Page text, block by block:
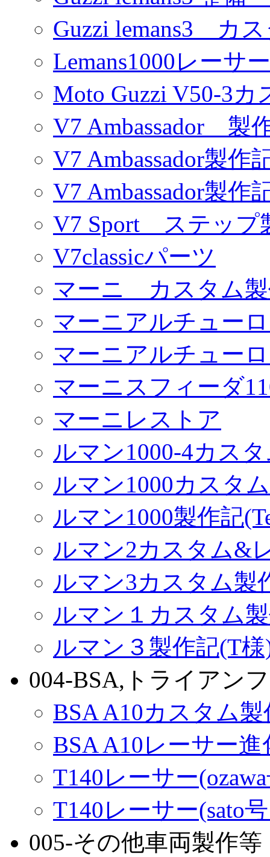
Guzzi lemans3 カ
Lemans1000レーサ
Moto Guzzi V50-3カ
V7 Ambassador 製
V7 Ambassador製作
V7 Ambassador製作
V7 Sport ステップ
V7classicパーツ
マーニ カスタム
マーニアルチュー
マーニアルチュー
マーニスフィーダ
マーニレストア
ルマン1000-4カス
ルマン1000カスタ
ルマン1000製作記
ルマン2カスタム&
ルマン3カスタム製
ルマン１カスタム
ルマン３製作記(T様
004-BSA,トライアンフ
BSA A10カスタム製
BSA A10レーサー進
T140レーサー
T140レーサー(sato
005-その他車両製作等